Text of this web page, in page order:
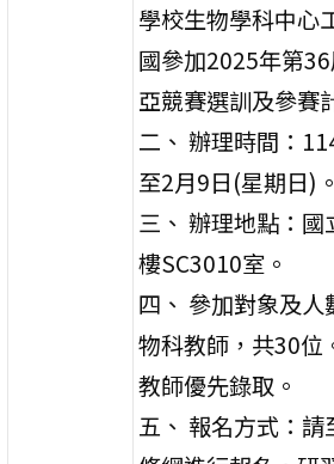
學校生物學科中心
國參加2025年第
亞競賽選訓及參賽
二、 辦理時間：
至2月9日(星期日)。
三、 辦理地點：
樓SC3010室。
四、 參加對象及
物科教師，共30位
教師優先錄取。
五、 報名方式：